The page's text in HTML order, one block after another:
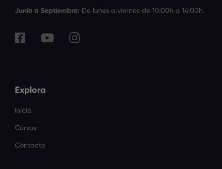
Junio a Septiembre: De lunes a viernes de 10:00h a 14:00h.
Explora
Inicio
Cursos
Contacto